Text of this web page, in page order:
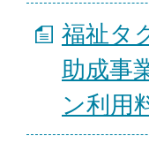
福祉タ
助成事
ン利用